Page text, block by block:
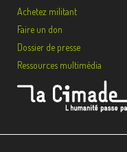
Achetez militant
Faire un don
Dossier de presse
Ressources multimédia